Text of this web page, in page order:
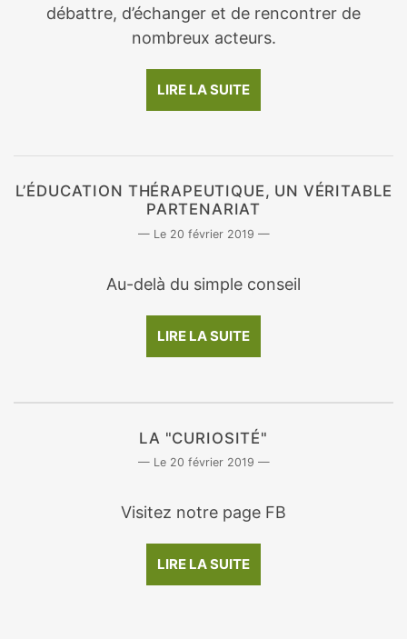
débattre, d’échanger et de rencontrer de
nombreux acteurs.
LIRE LA SUITE
L’ÉDUCATION THÉRAPEUTIQUE, UN VÉRITABLE
PARTENARIAT
20 février 2019
Au-delà du simple conseil
LIRE LA SUITE
LA "CURIOSITÉ"
20 février 2019
Visitez notre page FB
LIRE LA SUITE